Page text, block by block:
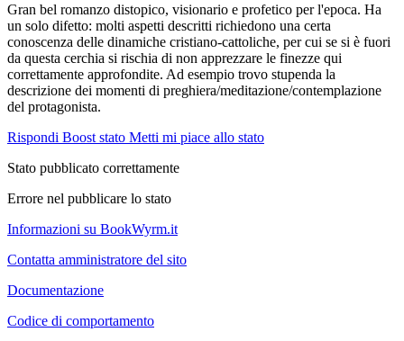
Gran bel romanzo distopico, visionario e profetico per l'epoca. Ha
un solo difetto: molti aspetti descritti richiedono una certa
conoscenza delle dinamiche cristiano-cattoliche, per cui se si è fuori
da questa cerchia si rischia di non apprezzare le finezze qui
correttamente approfondite. Ad esempio trovo stupenda la
descrizione dei momenti di preghiera/meditazione/contemplazione
del protagonista.
Rispondi Boost stato Metti mi piace allo stato
Stato pubblicato correttamente
Errore nel pubblicare lo stato
Informazioni su BookWyrm.it
Contatta amministratore del sito
Documentazione
Codice di comportamento